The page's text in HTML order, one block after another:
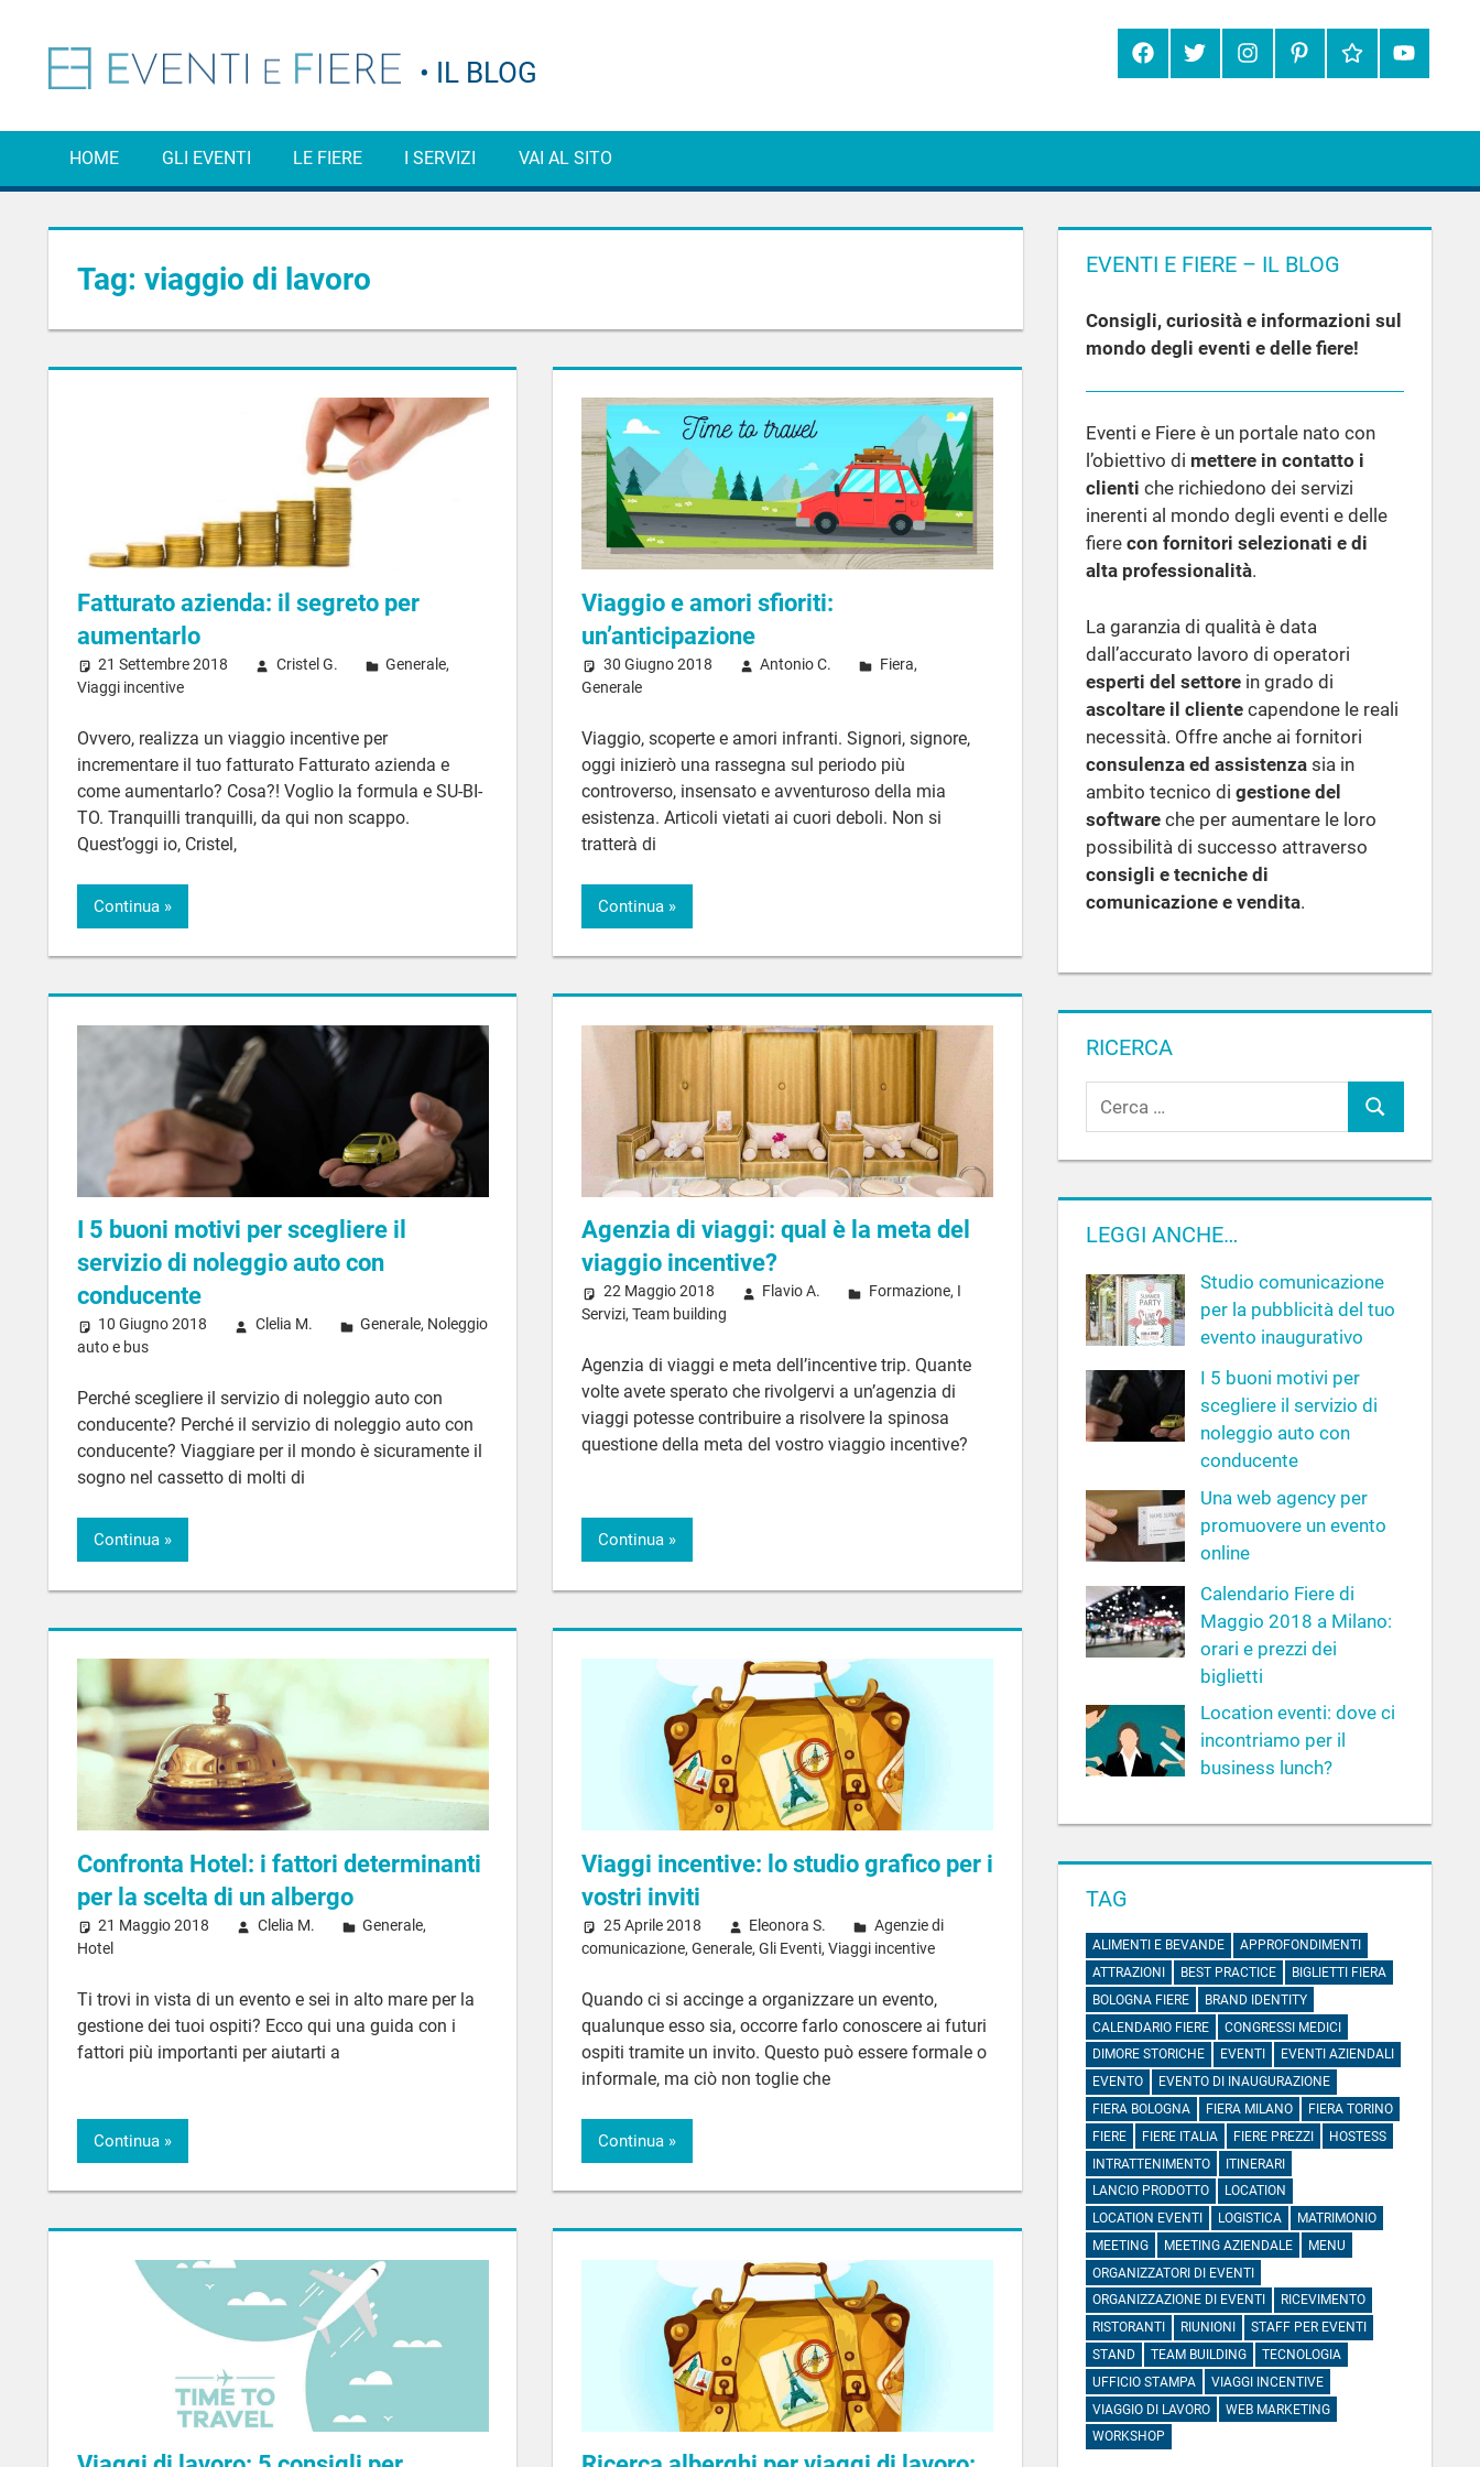
contenuto
Eventi
e
Fiere
–
Blog
Consigli,
curiosità
mondo
degli
delle
FacebookTwitterInstagramPinterestGoogle+YouTube
HOME GLI EVENTI LE FIERE I SERVIZI VAI AL SITO
Tag: viaggio di lavoro
Fatturato azienda: il segreto per
aumentarlo
21 Settembre 2018 Cristel G. Generale,
Viaggi incentive
Ovvero, realizza un viaggio incentive per
incrementare il tuo fatturato Fatturato azienda e
come aumentarlo? Cosa?! Voglio la formula e SU-BI-
TO. Tranquilli tranquilli, da qui non scappo.
Quest’oggi io, Cristel,
Continua
Viaggio e amori sfioriti:
un’anticipazione
30 Giugno 2018 Antonio C. Fiera,
Generale
Viaggio, scoperte e amori infranti. Signori, signore,
oggi inizierò una rassegna sul periodo più
controverso, insensato e avventuroso della mia
esistenza. Articoli vietati ai cuori deboli. Non si
tratterà di
Continua
I 5 buoni motivi per scegliere il
servizio di noleggio auto con
conducente
10 Giugno 2018 Clelia M. Generale, Noleggio
auto e bus
Perché scegliere il servizio di noleggio auto con
conducente? Perché il servizio di noleggio auto con
conducente? Viaggiare per il mondo è sicuramente il
sogno nel cassetto di molti di
Continua
Agenzia di viaggi: qual è la meta del
viaggio incentive?
22 Maggio 2018 Flavio A. Formazione, I
Servizi, Team building
Agenzia di viaggi e meta dell’incentive trip. Quante
volte avete sperato che rivolgervi a un’agenzia di
viaggi potesse contribuire a risolvere la spinosa
questione della meta del vostro viaggio incentive?
Continua
Confronta Hotel: i fattori determinanti
per la scelta di un albergo
21 Maggio 2018 Clelia M. Generale,
Hotel
Ti trovi in vista di un evento e sei in alto mare per la
gestione dei tuoi ospiti? Ecco qui una guida con i
fattori più importanti per aiutarti a
Continua
Viaggi incentive: lo studio grafico per i
vostri inviti
25 Aprile 2018 Eleonora S.
Agenzie di
comunicazione, Generale, Gli Eventi, Viaggi incentive
Quando ci si accinge a organizzare un evento,
qualunque esso sia, occorre farlo conoscere ai futuri
ospiti tramite un invito. Questo può essere formale o
informale, ma ciò non toglie che
Continua
EVENTI E FIERE – IL BLOG
Consigli, curiosità e informazioni sul
mondo degli eventi e delle fiere!
Eventi e Fiere è un portale nato con
l’obiettivo di mettere in contatto i
clienti che richiedono dei servizi
inerenti al mondo degli eventi e delle
fiere con fornitori selezionati e di
alta professionalità.
La garanzia di qualità è data
dall’accurato lavoro di operatori
esperti del settore in grado di
ascoltare il cliente capendone le reali
necessità. Offre anche ai fornitori
consulenza ed assistenza sia in
ambito tecnico digestione del
software che per aumentare le loro
possibilità di successo attraverso
consigli e tecniche di
comunicazione e vendita.
RICERCA
r
c
p
e
r
:
LEGGI ANCHE…
Studio comunicazione
per la pubblicità del tuo
evento inaugurativo
I 5 buoni motivi per
scegliere il servizio di
noleggio auto con
conducente
Una web agency per
promuovere un evento
online
Calendario Fiere di
Maggio 2018 a Milano:
orari e prezzi dei
biglietti
Location eventi: dove ci
incontriamo per il
business lunch?
TAG
ALIMENTI E BEVANDE
APPROFONDIMENTI
ATTRAZIONI
BEST PRACTICE
BIGLIETTI FIERA
BOLOGNA FIERE
BRAND IDENTITY
CALENDARIO FIERE
CONGRESSI MEDICI
DIMORE STORICHE
EVENTI
EVENTI AZIENDALI
EVENTO
EVENTO DI INAUGURAZIONE
FIERA BOLOGNA
FIERA MILANO
FIERA TORINO
FIERE
FIERE ITALIA FIERE PREZZI
HOSTESS
INTRATTENIMENTO
ITINERARI
LANCIO PRODOTTO
LOCATION
LOCATION EVENTI
LOGISTICA
MATRIMONIO
MEETING
MEETING AZIENDALE
MENU
ORGANIZZATORI DI EVENTI
ORGANIZZAZIONE DI EVENTI
RICEVIMENTO
RISTORANTI
RIUNIONI
STAFF PER EVENTI
STAND
TEAM BUILDING
TECNOLOGIA
UFFICIO STAMPA
VIAGGI INCENTIVE
VIAGGIO DI LAVORO
WEB MARKETING
WORKSHOP